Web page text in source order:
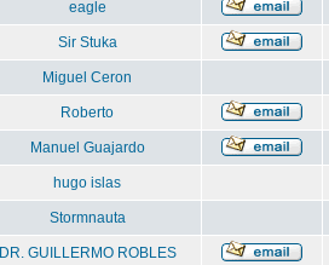
eagle
Sir Stuka
Miguel Ceron
Roberto
Manuel Guajardo
hugo islas
Stormnauta
DR. GUILLERMO ROBLES